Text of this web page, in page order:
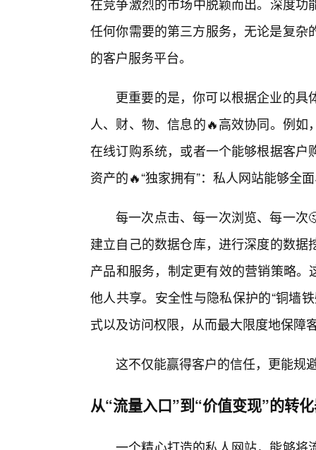
任何你需要的第三方服务，无论是复
的客户服务平台。
更重要的是，你可以根据企业的
人、财、物、信息的🔥高效协同。例
在线订购系统，或者一个能够根据客
资产的🔥“独家拥有”：私人网站能够全
每一次点击、每一次浏览、每一次
建立自己的数据仓库，进行深度的数
产品和服务，制定更有效的营销策略
他人共享。安全性与隐私保护的“铜墙
式以及访问权限，从而最大限度地保障
这不仅能赢得客户的信任，更能规
从“流量入口”到“价值变现”的转
一个精心打造的私人网站，能够将